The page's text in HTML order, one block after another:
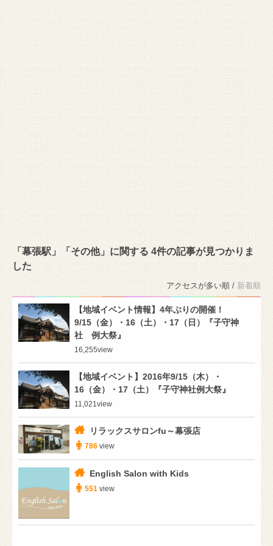
「幕張駅」「その他」に関する 4件の記事が見つかりま
した
アクセスが多い順 / 新着順
【地域イベント情報】4年ぶりの開催！
9/15（金）・16（土）・17（日）『子守神
社 例大祭』
16,255view
【地域イベント】2016年9/15（木）・
16（金）・17（土）『子守神社例大祭』
11,021 view
リラックスサロンfu～幕張店
786 view
English Salon with Kids
551 view